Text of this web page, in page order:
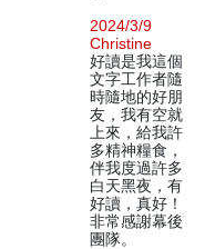
2024/3/9
Christine
好讀是我這個
文字工作者隨
時隨地的好朋
友，我有空就
上來，給我許
多精神糧食，
伴我度過許多
白天黑夜，有
好讀，真好！
非常感謝幕後
團隊。